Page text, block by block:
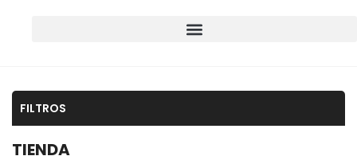
FILTROS
TIENDA